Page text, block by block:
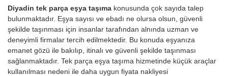
Diyadin tek parça eşya taşıma konusunda çok sayıda talep
bulunmaktadır. Eşya sayısı ve ebadı ne olursa olsun, güvenli
şekilde taşınması için insanlar tarafından alnında uzman ve
deneyimli firmalar tercih edilmektedir. Bu konuda eşyanıza
emanet gözü ile bakılıp, itinalı ve güvenli şekilde taşınması
sağlanmaktadır. Tek parça eşya taşıma hizmetinde küçük araçlar
kullanılması nedeni ile daha uygun fiyata nakliyesi